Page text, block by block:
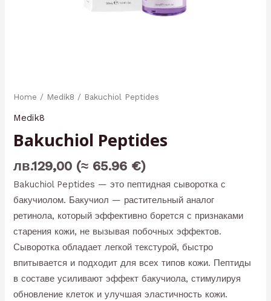
Home / Medik8 / Bakuchiol Peptides
Medik8
Bakuchiol Peptides
лв.129,00 (≈ 65.96 €)
Bakuchiol Peptides — это пептидная сыворотка с
бакучиолом. Бакучиол — растительный аналог
ретинола, который эффективно борется с признаками
старения кожи, не вызывая побочных эффектов.
Сыворотка обладает легкой текстурой, быстро
впитывается и подходит для всех типов кожи. Пептиды
в составе усиливают эффект бакучиола, стимулируя
обновление клеток и улучшая эластичность кожи.